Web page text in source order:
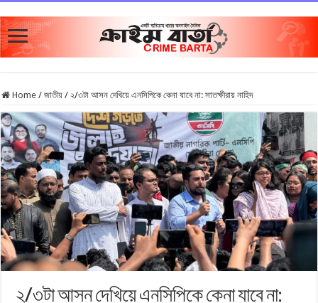
Home / জাতীয় / ২/৩টা আসন দেখিয়ে এনসিপিকে কেনা যাবে না: সাতক্ষীরায় নাহিদ
২/৩টা আসন দেখিয়ে এনসিপিকে কেনা যাবে না: